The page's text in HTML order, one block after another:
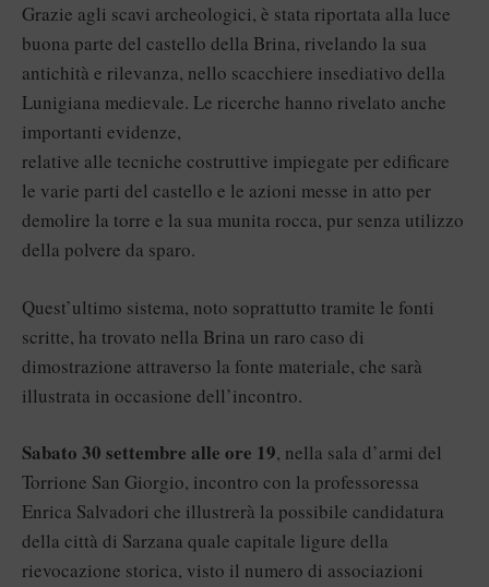
Grazie agli scavi archeologici, è stata riportata alla luce
buona parte del castello della Brina, rivelando la sua
antichità e rilevanza, nello scacchiere insediativo della
Lunigiana medievale. Le ricerche hanno rivelato anche
importanti evidenze,
relative alle tecniche costruttive impiegate per edificare
le varie parti del castello e le azioni messe in atto per
demolire la torre e la sua munita rocca, pur senza utilizzo
della polvere da sparo.
Quest’ultimo sistema, noto soprattutto tramite le fonti
scritte, ha trovato nella Brina un raro caso di
dimostrazione attraverso la fonte materiale, che sarà
illustrata in occasione dell’incontro.
Sabato 30 settembre alle ore 19, nella sala d’armi del
Torrione San Giorgio, incontro con la professoressa
Enrica Salvadori che illustrerà la possibile candidatura
della città di Sarzana quale capitale ligure della
rievocazione storica, visto il numero di associazioni